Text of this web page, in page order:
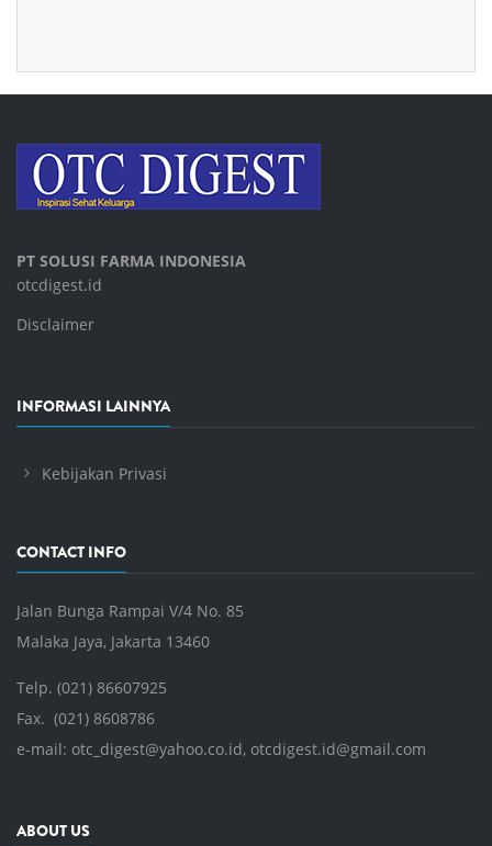
PT SOLUSI FARMA INDONESIA
otcdigest.id
Disclaimer
INFORMASI LAINNYA
Kebijakan Privasi
CONTACT INFO
Jalan Bunga Rampai V/4 No. 85
Malaka Jaya, Jakarta 13460
Telp. (021) 86607925
Fax. (021) 8608786
e-mail: otc_digest@yahoo.co.id, otcdigest.id@gmail.com
ABOUT US